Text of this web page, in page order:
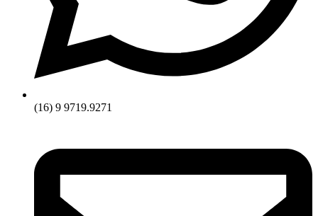
(16) 9 9719.9271